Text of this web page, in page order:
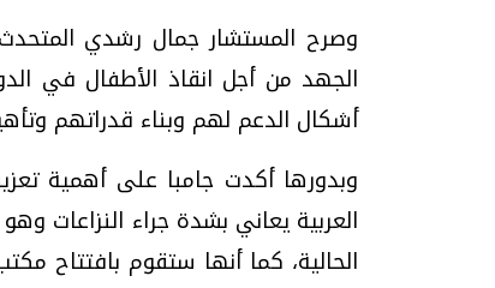
وصرح المستشار جمال رشدي
الجهد من أجل انقاذ الأطفال في
أشكال الدعم لهم وبناء قدراتهم
وبدورها أكدت جامبا على أهمية
العربية يعاني بشدة جراء النزاعات
الحالية، كما أنها ستقوم بافتتاح